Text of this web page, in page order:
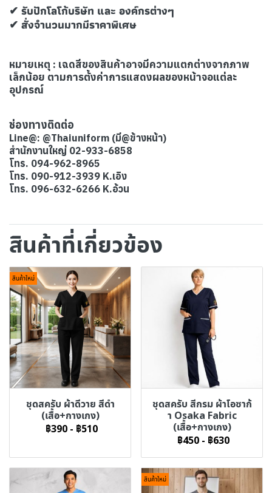
✔ รับปักโลโก้บริษัท และ องค์กรต่างๆ
✔ สั่งจำนวนมากมีราคาพิเศษ
หมายเหตุ : เฉดสีของสินค้าอาจมีความแตกต่างจากภาพ
เล็กน้อย ตามการตั้งค่าการแสดงผลของหน้าจอแต่ละ
อุปกรณ์
ช่องทางติดต่อ
Line@: @Thaiuniform (มี@ข้างหน้า)
สำนักงานใหญ่ 02-933-6858
โทร. 094-962-8965
โทร. 090-912-3939 K.เอิง
โทร. 096-632-6266 K.อ้วน
สินค้าที่เกี่ยวข้อง
สินค้าใหม่
ชุดสครับ ผ้าดีวาย สีดำ
(เสื้อ+กางเกง)
฿390 - ฿510
ชุดสครับ สีกรม ผ้าโอซาก้
า Osaka Fabric
(เสื้อ+กางเกง)
฿450 - ฿630
สินค้าใหม่